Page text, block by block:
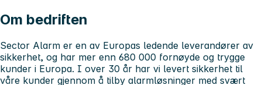
Om bedriften
Sector Alarm er en av Europas ledende leverandører av
sikkerhet, og har mer enn 680 000 fornøyde og trygge
kunder i Europa. I over 30 år har vi levert sikkerhet til
våre kunder gjennom å tilby alarmløsninger med svært